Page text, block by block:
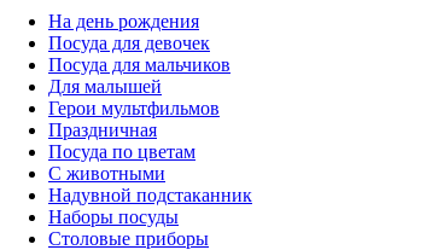
На день рождения
Посуда для девочек
Посуда для мальчиков
Для малышей
Герои мультфильмов
Праздничная
Посуда по цветам
С животными
Надувной подстаканник
Наборы посуды
Столовые приборы